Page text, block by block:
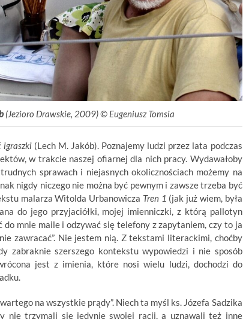
(Jezioro Drawskie, 2009) © Eugeniusz Tomsia
igraszki (Lech M. Jakób). Poznajemy ludzi przez lata podczas
w trakcie naszej ofiarnej dla nich pracy. Wydawałoby
sprawach i niejasnych okolicznościach możemy na
nigdy niczego nie można być pewnym i zawsze trzeba być
malarza Witolda Urbanowicza Tren 1 (jak już wiem, była
do jego przyjaciółki, mojej imienniczki, z którą pallotyn
do mnie maile i odzywać się telefony z zapytaniem, czy to ja
zawracać”. Nie jestem nią. Z tekstami literackimi, choćby
zabraknie szerszego kontekstu wypowiedzi i nie sposób
jest z imienia, które nosi wielu ludzi, dochodzi do
na wszystkie prądy”. Niech ta myśl ks. Józefa Sadzika
nie trzymali się jedynie swojej racji, a uznawali też inne